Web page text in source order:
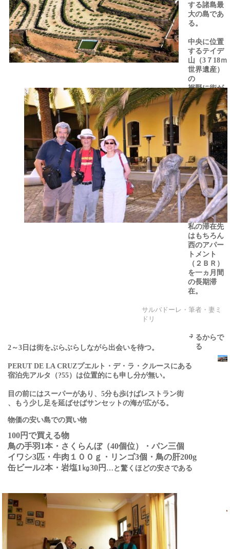
サルバドーレ・筆者・妻ミ
ドリ
2～3日は街をぶらぶらしながら出会いを待つ。
PERUT DE LA CRUZプエルト・デ・ラ・クルースにある
宿泊先アルタ（?55）は位置的にも申し分が無い。
目の前にはスーパーがあり、5分も歩けばレストラン街
、もう少し足を延ばせばサンセットの海が広がる。
物価の安い島での買い物
100円で買える物
鳥の手羽1本・さくらんぼ（40個位）・パン三個
イワシ3匹・牛肉１００ｇ・リンゴ3個・鳥の肝200g
缶ビール2本・岩塩1 ㎏30円…と驚くほどの安さである
する諸島最
大の島であ
る。
中央に位置
するテイデ
山（3７18ｍ
世界遺産）
の
裾野に街が
栄え、北と
南では大き
く異なる。
南は新リゾ
ートとして
開発されヨ
ーロッパの
若者で賑わ
い,北は静か
なファミリ
ー層が占め
ている。
私の滞在先
はもちろん
西のアパー
トメント
（２ＢＲ）
を一ヵ月間
の長期滞
在。
何故ならい
えるからで
ある